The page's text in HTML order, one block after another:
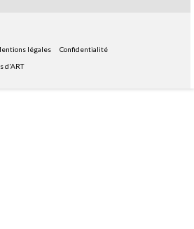
légales
Confidentialité
d'ART